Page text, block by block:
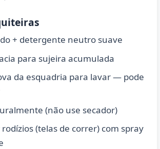
+ detergente neutro suave
para sujeira acumulada
da esquadria para lavar — pode
(não use secador)
(telas de correr) com spray